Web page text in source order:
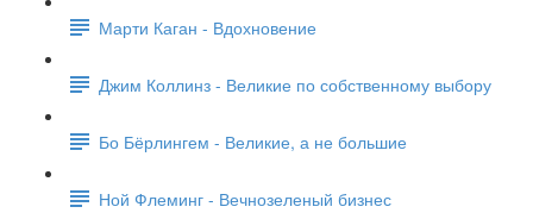
Марти Каган - Вдохновение
Джим Коллинз - Великие по собственному выбору
Бо Бёрлингем - Великие, а не большие
Ной Флеминг - Вечнозеленый бизнес